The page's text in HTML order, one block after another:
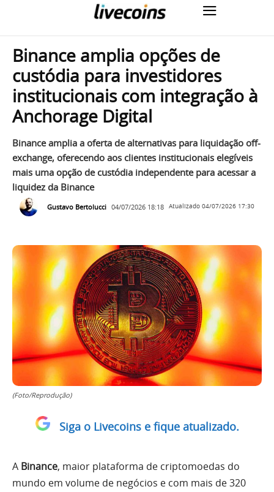
Binance amplia opções de
custódia para investidores
institucionais com integração à
Anchorage Digital
Binance amplia a oferta de alternativas para liquidação off-
exchange, oferecendo aos clientes institucionais elegíveis
mais uma opção de custódia independente para acessar a
liquidez da Binance
Gustavo Bertolucci 04/07/2026 18:18 Atualizado 04/07/2026 17:30
(Foto/Reprodução)
Siga o Livecoins e fique atualizado.
A Binance, maior plataforma de criptomoedas do
mundo em volume de negócios e com mais de 320